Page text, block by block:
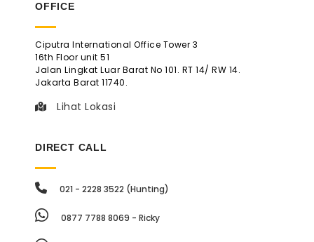
OFFICE
Ciputra International Office Tower 3
16th Floor unit 51
Jalan Lingkat Luar Barat No 101. RT 14/ RW 14.
Jakarta Barat 11740.
Lihat Lokasi
DIRECT CALL
021 - 2228 3522 (Hunting)
0877 7788 8069 - Ricky